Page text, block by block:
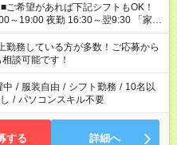
夜勤 16:30～翌9:30 「家族
を持って夕飯の準備がしたい」
」 など、ご希望を教えてください
時間が 合計で週40時間を超える場
勤務している方が多数！ご応募から
談可能です！
中 / 服装自由 / シフト勤務 / 10名以
/ パソコンスキル不要
する 詳細へ